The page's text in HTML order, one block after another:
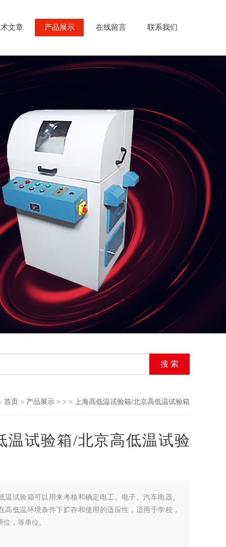
文章 产品展示 在线留言 联系我们
首页 > 产品展示 > > > 上海高低温试验箱/北京高低温试验箱
温试验箱/北京高低温试验
温试验箱可以用来考核和确定电工、电子、汽车电器、
高低温环境条件下贮存和使用的适应性，适用于学校，
，等单位。